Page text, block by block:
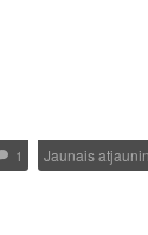
1 Jaunais